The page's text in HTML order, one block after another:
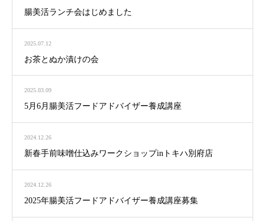
腸美活ランチ会はじめました
2025.07.12
お茶とぬか漬けの会
2025.03.09
5月6月腸美活フードアドバイザー養成講座
2024.12.26
新春手前味噌仕込みワークショップinトキハ別府店
2024.12.26
2025年腸美活フードアドバイザー養成講座募集